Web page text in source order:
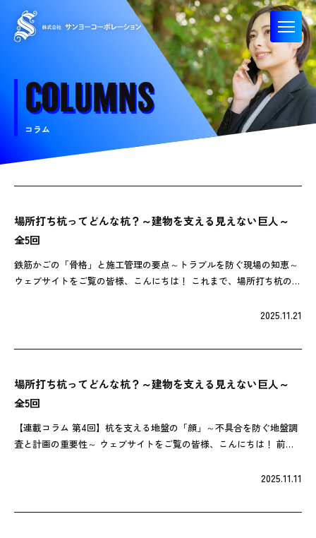
COLUMNS
コラム
場所打ち杭ってどんな杭？～建物を支える見えない巨人～
全5回
鉄筋かごの「骨格」と施工管理の要点～トラブルを防ぐ現場の知恵～
ウェブサイトをご覧の皆様、こんにちは！ これまで、場所打ち杭の
2025.11.21
場所打ち杭ってどんな杭？～建物を支える見えない巨人～
全5回
【連載コラム 第4回】杭を支える地盤の「顔」～不具合を防ぐ地盤調
査と計画の重要性～ ウェブサイトをご覧の皆様、こんにちは！ 前回
2025.11.11